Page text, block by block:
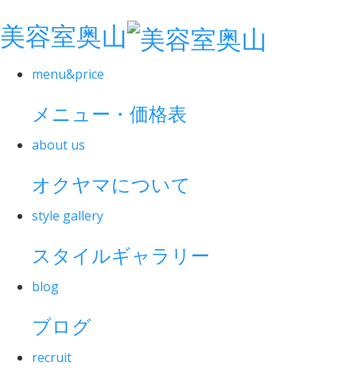
美容室奥山
menu&price
メニュー・価格表
about us
オクヤマについて
style gallery
スタイルギャラリー
blog
ブログ
recruit